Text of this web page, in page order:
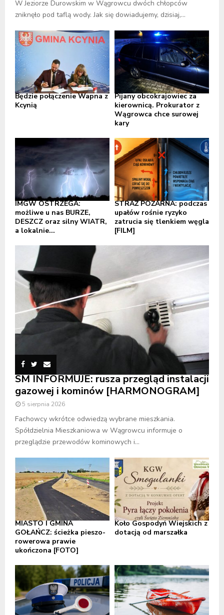
W Jeziorze Durowskim w Wągrowcu dwóch chłopców
zniknęło pod taflą wody. Jak się dowiadujemy, dzisiaj,...
Będzie połączenie Wapna z
Kcynią
Pijany obcokrajowiec za
kierownicą. Prokurator z
Wągrowca chce surowej
kary
IMGW OSTRZEGA:
możliwe u nas BURZE,
DESZCZ oraz silny WIATR,
a lokalnie...
STRAŻ POŻARNA: podczas
upałów rośnie ryzyko
zatrucia się tlenkiem węgla
[FILM]
SM INFORMUJE: rusza przegląd instalacji
gazowej i kominów [HARMONOGRAM]
5 sierpnia 2026
Fachowcy wkrótce odwiedzą wybrane mieszkania.
Spółdzielnia Mieszkaniowa w Wągrowcu informuje o
przeglądzie przewodów kominowych i...
MIASTO I GMINA
GOŁAŃCZ: ścieżka pieszo-
rowerowa prawie
ukończona [FOTO]
Koło Gospodyń Wiejskich z
dotacją od marszałka